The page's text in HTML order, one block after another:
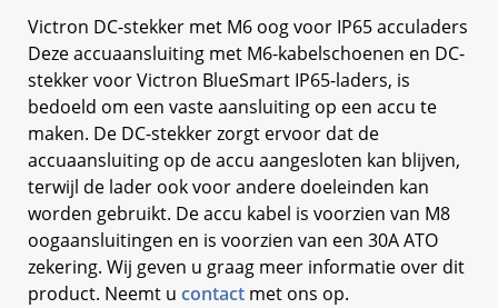
Victron DC-stekker met M6 oog voor IP65 acculaders
Deze accuaansluiting met M6-kabelschoenen en DC-
stekker voor Victron BlueSmart IP65-laders, is
bedoeld om een vaste aansluiting op een accu te
maken. De DC-stekker zorgt ervoor dat de
accuaansluiting op de accu aangesloten kan blijven,
terwijl de lader ook voor andere doeleinden kan
worden gebruikt. De accu kabel is voorzien van M8
oogaansluitingen en is voorzien van een 30A ATO
zekering. Wij geven u graag meer informatie over dit
product. Neemt u contact met ons op.